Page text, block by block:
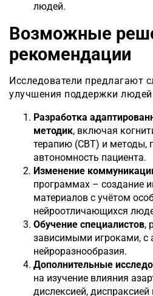
людей.
Возможные
рекомендации
Исследователи предлагают
улучшения поддержки
Разработка
методик, включая
терапию (CBT) и
автономность пациента.
Изменение
программах – создание
материалов с учётом
нейроотличающихся
Обучение специалистов,
зависимыми игроками, с
нейроразнообразия.
Дополнительные
на изучение влияния
дислексией,